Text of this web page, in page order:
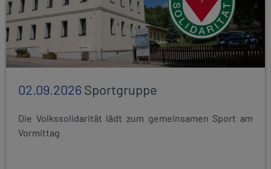
02.09.2026Sportgruppe
Die Volkssolidarität lädt zum gemeinsamen Sport am
Vormittag